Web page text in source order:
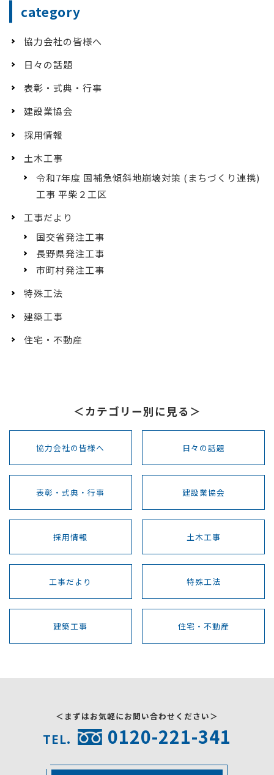
category
協力会社の皆様へ
日々の話題
表彰・式典・行事
建設業協会
採用情報
土木工事
令和7年度 国補急傾斜地崩壊対策 (まちづくり連携)
工事 平柴２工区
工事だより
国交省発注工事
長野県発注工事
市町村発注工事
特殊工法
建築工事
住宅・不動産
＜カテゴリー別に見る＞
協力会社の皆様へ 日々の話題
表彰・式典・行事 建設業協会
採用情報 土木工事
工事だより 特殊工法
建築工事 住宅・不動産
＜まずはお気軽にお問い合わせください＞
TEL. 0120-221-341